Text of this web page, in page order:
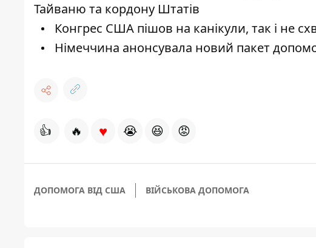
Тайваню та кордону Штатів
Конгрес США пішов на канікули, так і не
Німеччина анонсувала новий пакет
👍 🔥 ♥ 😭 😆 😡
ДОПОМОГА ВІД США ВІЙСЬКОВА ДОПОМОГА